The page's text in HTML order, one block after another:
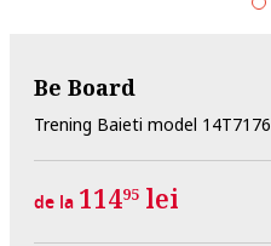
Be Board
Trening Baieti model 14T7176
de la 11495 lei